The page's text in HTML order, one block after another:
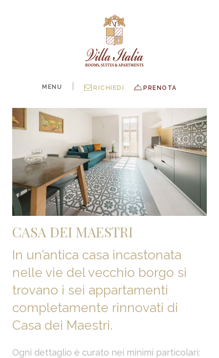
MENU RICHIEDI PRENOTA
CASA DEI MAESTRI
In un’antica casa incastonata
nelle vie del vecchio borgo si
trovano i sei appartamenti
completamente rinnovati di
Casa dei Maestri.
Ogni dettaglio è curato nei minimi particolari: